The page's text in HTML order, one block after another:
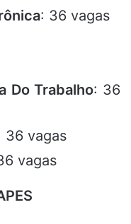
: 36 vagas
Do Trabalho: 36
36 vagas
vagas